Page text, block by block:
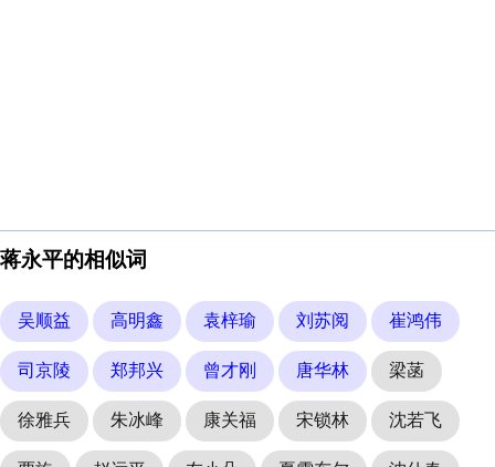
蒋永平的相似词
吴顺益 高明鑫 袁梓瑜 刘苏阅 崔鸿伟
司京陵 郑邦兴 曾才刚 唐华林 梁菡
徐雅兵 朱冰峰 康关福 宋锁林 沈若飞